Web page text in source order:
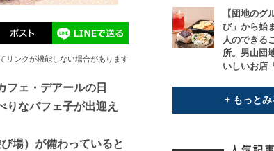
リンクが機能しない場合があります
フェ・デアールの日
りなパフェ子が出迎え
場）が備わっていると
【団地のグ
び」から始
人のできる
所。男山団
いしいお店
+ もっとみ